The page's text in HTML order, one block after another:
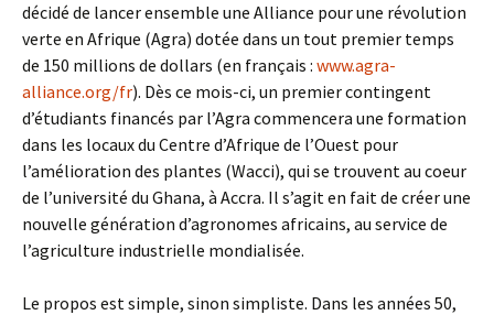
décidé de lancer ensemble une Alliance pour une révolution
verte en Afrique (Agra) dotée dans un tout premier temps
de 150 millions de dollars (en français : www.agra-
alliance.org/fr). Dès ce mois-ci, un premier contingent
d’étudiants financés par l’Agra commencera une formation
dans les locaux du Centre d’Afrique de l’Ouest pour
l’amélioration des plantes (Wacci), qui se trouvent au coeur
de l’université du Ghana, à Accra. Il s’agit en fait de créer une
nouvelle génération d’agronomes africains, au service de
l’agriculture industrielle mondialisée.
Le propos est simple, sinon simpliste. Dans les années 50,